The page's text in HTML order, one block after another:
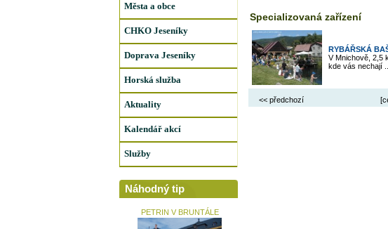
Města a obce
CHKO Jeseníky
Doprava Jeseníky
Horská služba
Aktuality
Kalendář akcí
Služby
Náhodný tip
PETRIN V BRUNTÁLE
Specializovaná zařízení
RYBÁŘSKÁ
V Mnichově, 2,5
kde vás nechají ...
<< předchozí